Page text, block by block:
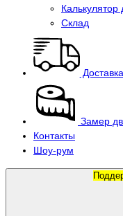
Калькулятор
Склад
Доставка
Замер
Контакты
Шоу-рум